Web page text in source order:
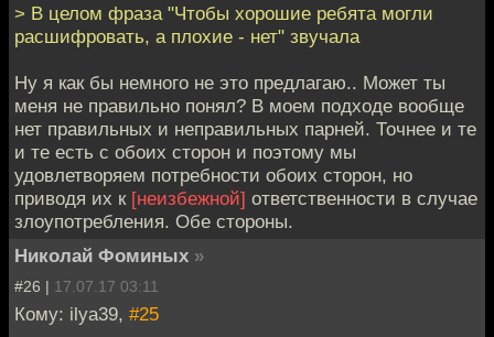
> В целом фраза "Чтобы хорошие ребята могли
расшифровать, а плохие - нет" звучала
Ну я как бы немного не это предлагаю.. Может ты
меня не правильно понял? В моем подходе вообще
нет правильных и неправильных парней. Точнее и те
и те есть с обоих сторон и поэтому мы
удовлетворяем потребности обоих сторон, но
приводя их к [неизбежной] ответственности в случае
злоупотребления. Обе стороны.
Николай Фоминых »
#26 | 17.07.17 03:11
Кому: ilya39, #25